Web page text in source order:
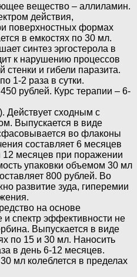
вещество – аллиламин.
действия,
поверхностных формах
в емкостях по 30 мл.
синтез эргостерола в
к нарушению процессов
стенки и гибели паразита.
1-2 раза в сутки.
рублей. Курс терапии – 6-
Действует сходным с
Выпускается в виде
во флаконы
составляет 6 месяцев
12 месяцев при поражении
упаковки объемом 30 мл
800 рублей. Во
развитие зуда, гиперемии
на основе
спектр эффективности не
Выпускается в виде
по 15 и 30 мл. Наносить
в день 6-12 месяцев.
мл колеблется в пределах